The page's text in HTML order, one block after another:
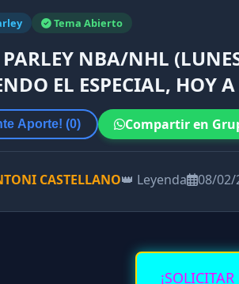
Tema Abierto
PARLEY NBA/NHL
EL ESPECIAL, HOY
Aporte! (0) Compartir en
CASTELLANO👑 Leyenda 08/02/